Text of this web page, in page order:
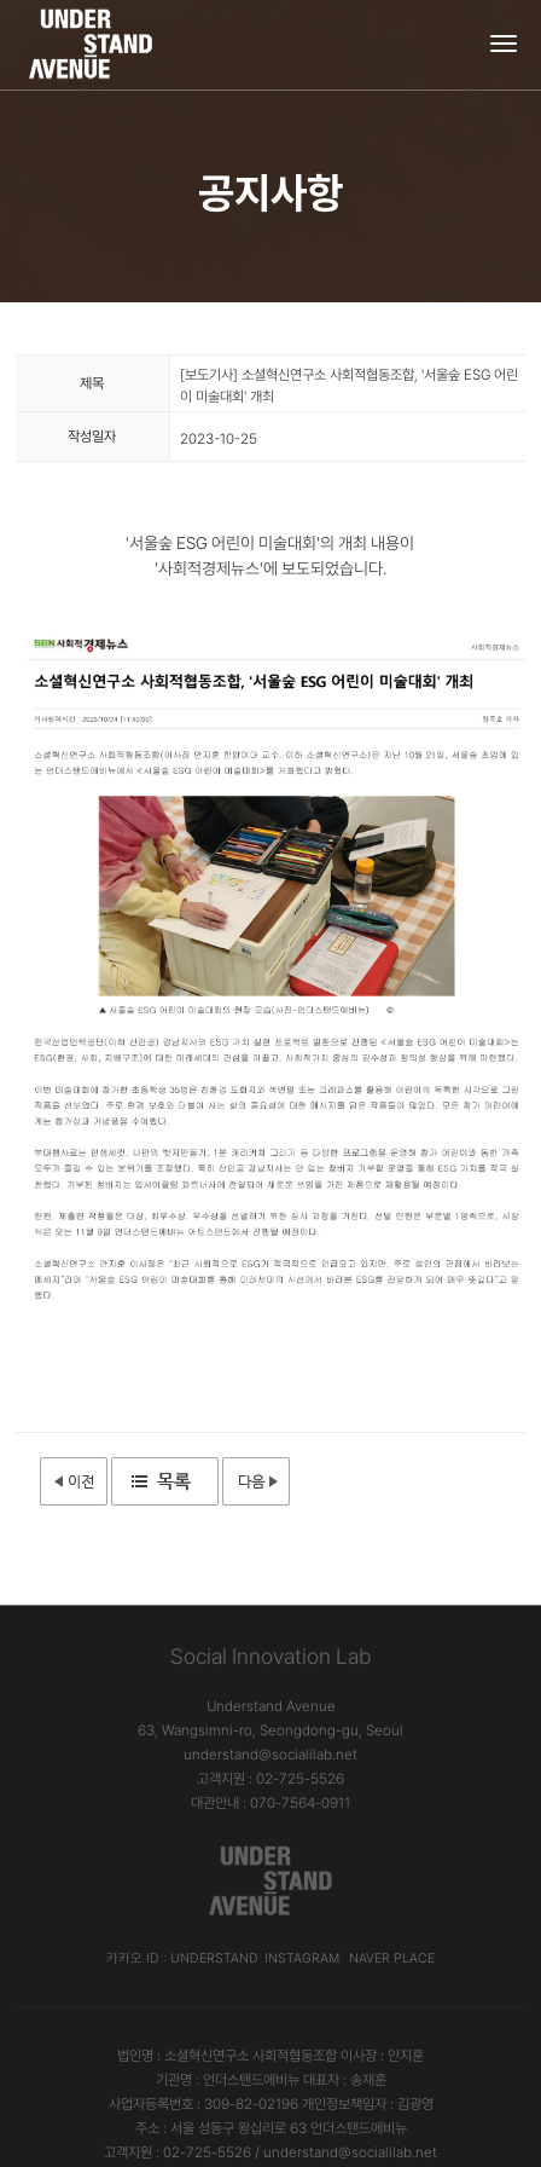
공지사항
제목
[보도기사] 소셜혁신연구소 사회적협동조합, '서울숲 ESG 어린
이 미술대회' 개최
작성일자 2023-10-25
'서울숲 ESG 어린이 미술대회'의 개최 내용이
'사회적경제뉴스'에 보도되었습니다.
Social Innovation Lab
Understand Avenue
63, Wangsimni-ro, Seongdong-gu, Seoul
understand@socialilab.net
고객지원 : 02-725-5526
대관안내 : 070-7564-0911
카카오 ID : UNDERSTAND INSTAGRAM NAVER PLACE
법인명 : 소셜혁신연구소 사회적협동조합 이사장 : 안지훈
기관명 : 언더스탠드에비뉴 대표자 : 송재훈
사업자등록번호 : 309-82-02196 개인정보책임자 : 김광영
주소 : 서울 성동구 왕십리로 63 언더스탠드에비뉴
고객지원 : 02-725-5526 / understand@socialilab.net